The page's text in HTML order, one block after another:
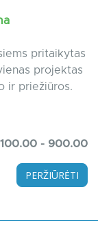
pritaikytas
projektas
ir priežiūros.
- 900.00
PERŽIŪRĖTI